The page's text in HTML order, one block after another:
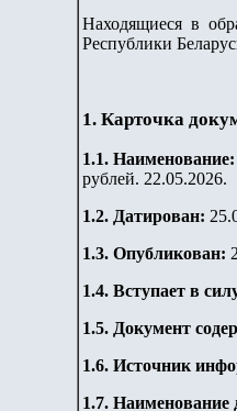
Находящиеся в
Республики
1. Карточка
1.1.
рублей. 22.05.2026.
1.2. Датирован:
1.3. Опубликован:
1.4. Вступает в
1.5. Документ
1.6. Источник
1.7.